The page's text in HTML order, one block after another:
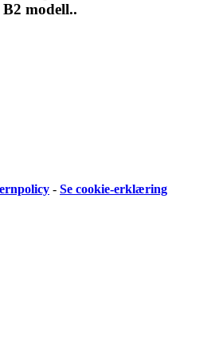
modell..
- Se cookie-erklæring